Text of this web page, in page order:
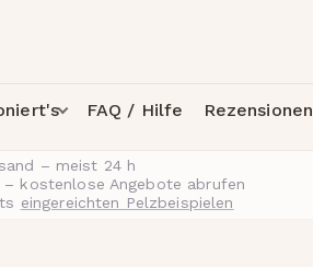
FAQ / Hilfe Rezensionen
– meist 24 h
kostenlose Angebote abrufen
eingereichten Pelzbeispielen